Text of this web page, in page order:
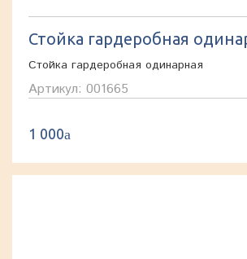
Стойка гардеробная
Стойка гардеробная одинарная
Артикул: 001665
1 000a